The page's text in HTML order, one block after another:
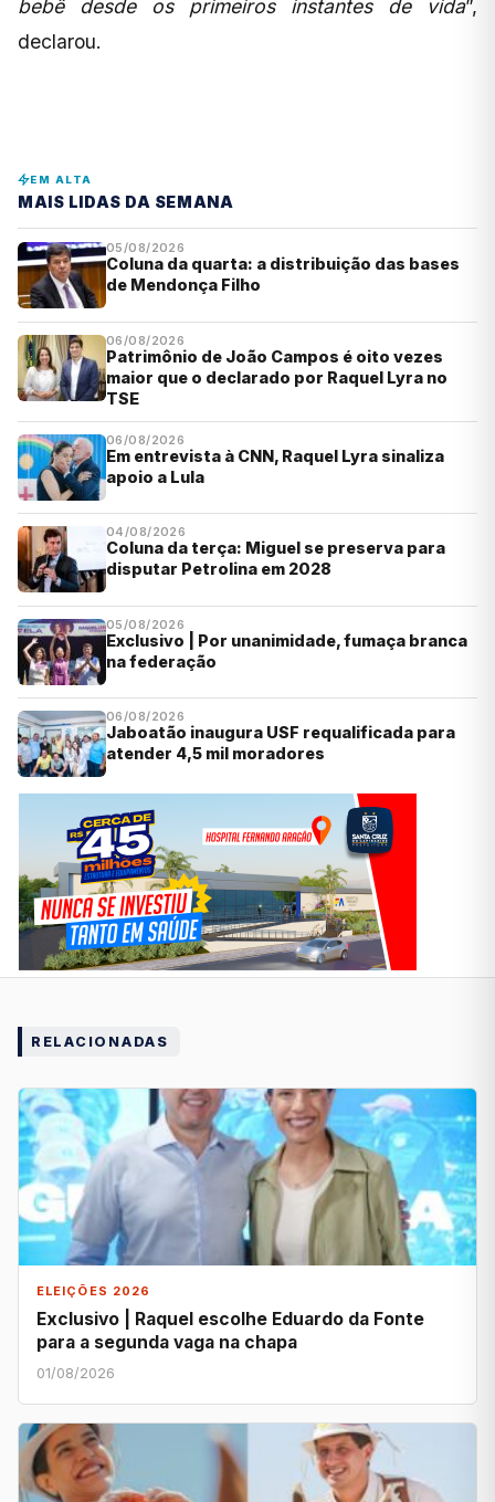
bebê desde os primeiros instantes de vida”,
declarou.
EM ALTA
MAIS LIDAS DA SEMANA
05/08/2026
Coluna da quarta: a distribuição das bases
de Mendonça Filho
06/08/2026
Patrimônio de João Campos é oito vezes
maior que o declarado por Raquel Lyra no
TSE
06/08/2026
Em entrevista à CNN, Raquel Lyra sinaliza
apoio a Lula
04/08/2026
Coluna da terça: Miguel se preserva para
disputar Petrolina em 2028
05/08/2026
Exclusivo | Por unanimidade, fumaça branca
na federação
06/08/2026
Jaboatão inaugura USF requalificada para
atender 4,5 mil moradores
RELACIONADAS
ELEIÇÕES 2026
Exclusivo | Raquel escolhe Eduardo da Fonte
para a segunda vaga na chapa
01/08/2026